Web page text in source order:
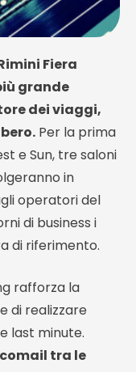
Fiera
grande
dei viaggi,
Per la prima
e Sun, tre saloni
in
operatori del
di business i
di riferimento.
rafforza la
di realizzare
last minute.
tra le